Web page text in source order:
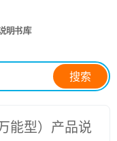
搜索
能型）产品说